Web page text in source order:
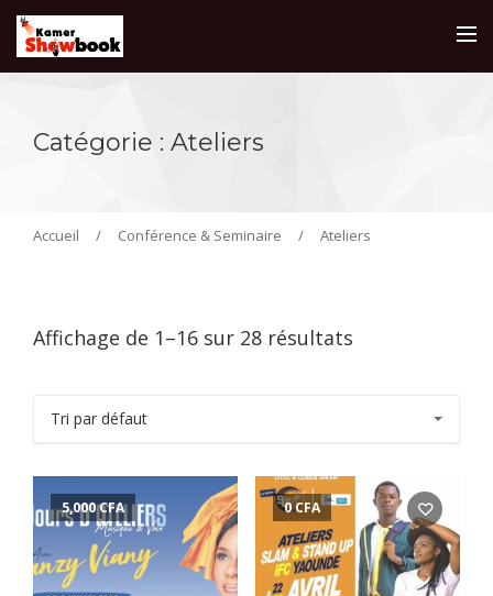
Catégorie : Ateliers
Accueil / Conférence & Seminaire / Ateliers
Affichage de 1–16 sur 28 résultats
5,000CFA 0CFA